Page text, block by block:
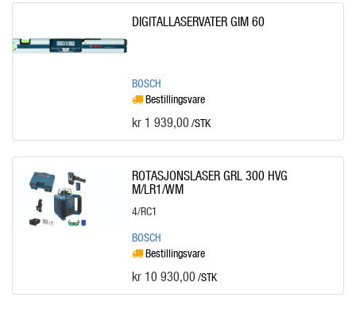
DIGITALLASERVATER GIM 60
BOSCH
Bestillingsvare
kr 1 939,00 /STK
ROTASJONSLASER GRL 300 HVG
M/LR1/WM
4/RC1
BOSCH
Bestillingsvare
kr 10 930,00 /STK